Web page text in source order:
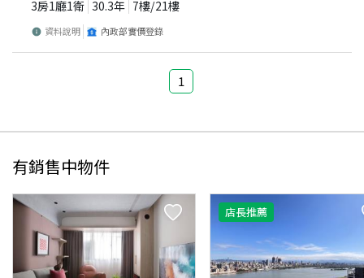
3房1廳1衛 30.3年 7樓/21樓
資料說明 內政部實價登錄
1
有銷售中物件
店長推薦